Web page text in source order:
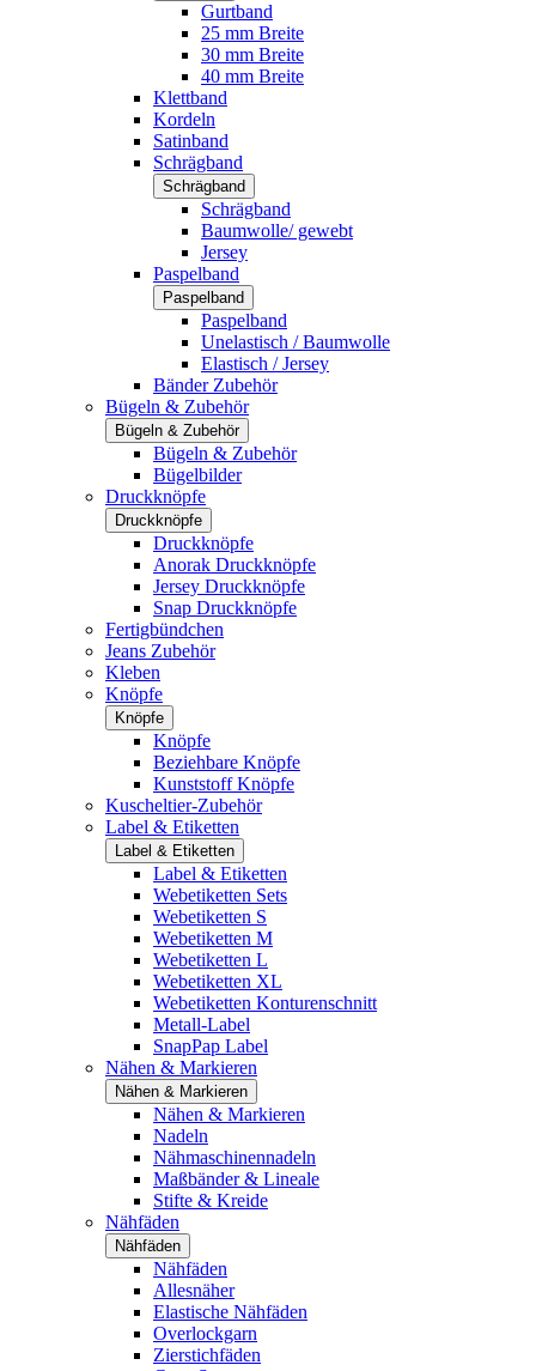
Gurtband
25 mm Breite
30 mm Breite
40 mm Breite
Klettband
Kordeln
Satinband
Schrägband
Schrägband
Schrägband
Baumwolle/ gewebt
Jersey
Paspelband
Paspelband
Paspelband
Unelastisch / Baumwolle
Elastisch / Jersey
Bänder Zubehör
Bügeln & Zubehör
Bügeln & Zubehör
Bügeln & Zubehör
Bügelbilder
Druckknöpfe
Druckknöpfe
Druckknöpfe
Anorak Druckknöpfe
Jersey Druckknöpfe
Snap Druckknöpfe
Fertigbündchen
Jeans Zubehör
Kleben
Knöpfe
Knöpfe
Knöpfe
Beziehbare Knöpfe
Kunststoff Knöpfe
Kuscheltier-Zubehör
Label & Etiketten
Label & Etiketten
Label & Etiketten
Webetiketten Sets
Webetiketten S
Webetiketten M
Webetiketten L
Webetiketten XL
Webetiketten Konturenschnitt
Metall-Label
SnapPap Label
Nähen & Markieren
Nähen & Markieren
Nähen & Markieren
Nadeln
Nähmaschinennadeln
Maßbänder & Lineale
Stifte & Kreide
Nähfäden
Nähfäden
Nähfäden
Allesnäher
Elastische Nähfäden
Overlockgarn
Zierstichfäden